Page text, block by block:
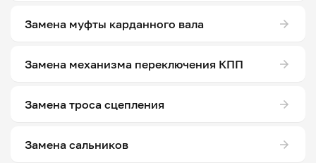
Замена муфты карданного вала
Замена механизма переключения КПП
Замена троса сцепления
Замена сальников